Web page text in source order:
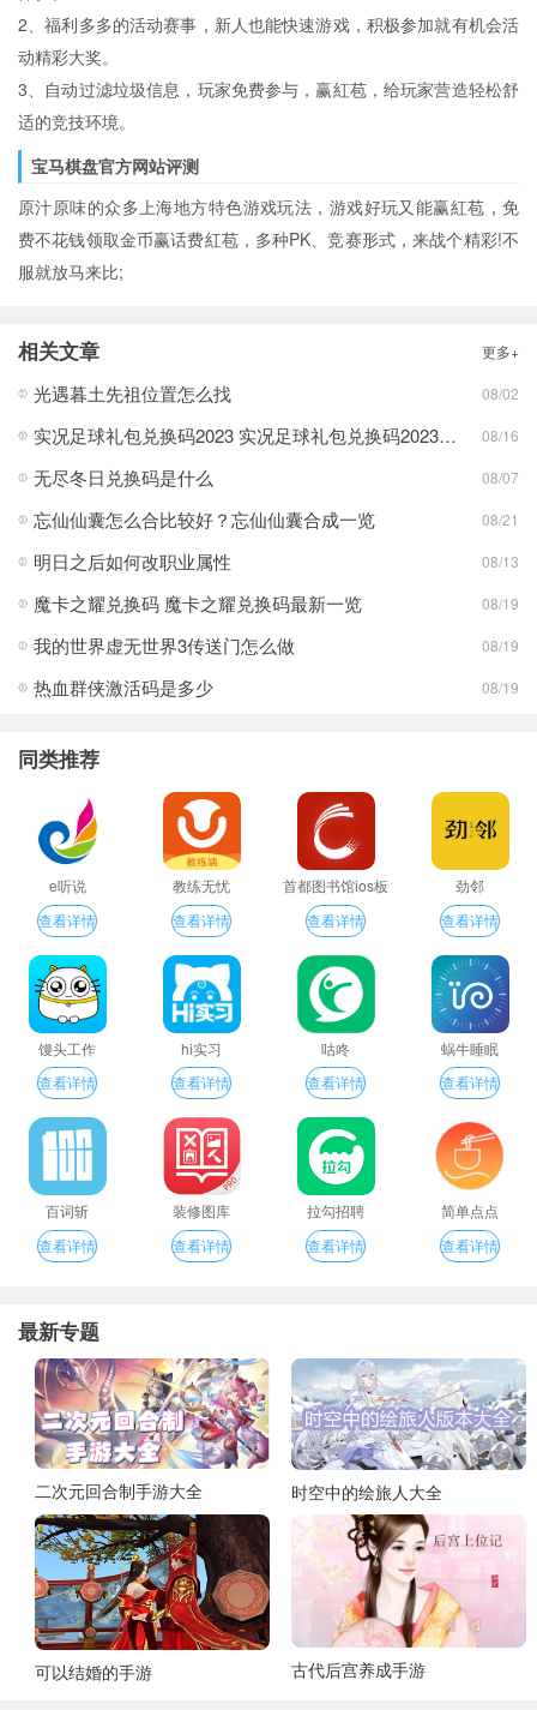
2、福利多多的活动赛事，新人也能快速游戏，积极参加就有机会活
动精彩大奖。
3、自动过滤垃圾信息，玩家免费参与，赢紅苞，给玩家营造轻松舒
适的竞技环境。
宝马棋盘官方网站评测
原汁原味的众多上海地方特色游戏玩法，游戏好玩又能赢紅苞，免
费不花钱领取金币赢话费紅苞，多种PK、竞赛形式，来战个精彩!不
服就放马来比;
相关文章 更多+
光遇暮土先祖位置怎么找 08/02
实况足球礼包兑换码2023 实况足球礼包兑换码2023最新一览 08/16
无尽冬日兑换码是什么 08/07
忘仙仙囊怎么合比较好？忘仙仙囊合成一览 08/21
明日之后如何改职业属性 08/13
魔卡之耀兑换码 魔卡之耀兑换码最新一览 08/19
我的世界虚无世界3传送门怎么做 08/19
热血群侠激活码是多少 08/19
同类推荐
e听说
查看详情
教练无忧
查看详情
首都图书馆ios板
查看详情
劲邻
查看详情
馒头工作
查看详情
hi实习
查看详情
咕咚
查看详情
蜗牛睡眠
查看详情
百词斩
查看详情
装修图库
查看详情
拉勾招聘
查看详情
简单点点
查看详情
最新专题
二次元回合制手游大全 时空中的绘旅人大全
可以结婚的手游 古代后宫养成手游